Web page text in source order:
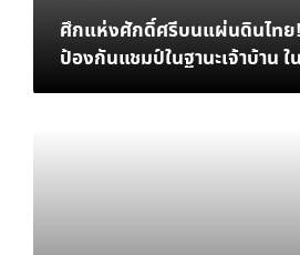
ศึกแห่งศักดิ์ศรีบนแผ่นดินไทย
ป้องกันแชมป์ในฐานะเจ้าบ้าน ใ
eFootball™ Championship